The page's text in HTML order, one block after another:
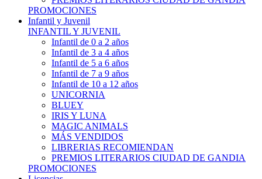
PROMOCIONES
Infantil y Juvenil
INFANTIL Y JUVENIL
Infantil de 0 a 2 años
Infantil de 3 a 4 años
Infantil de 5 a 6 años
Infantil de 7 a 9 años
Infantil de 10 a 12 años
UNICORNIA
BLUEY
IRIS Y LUNA
MAGIC ANIMALS
MÁS VENDIDOS
LIBRERIAS RECOMIENDAN
PREMIOS LITERARIOS CIUDAD DE GANDIA
PROMOCIONES